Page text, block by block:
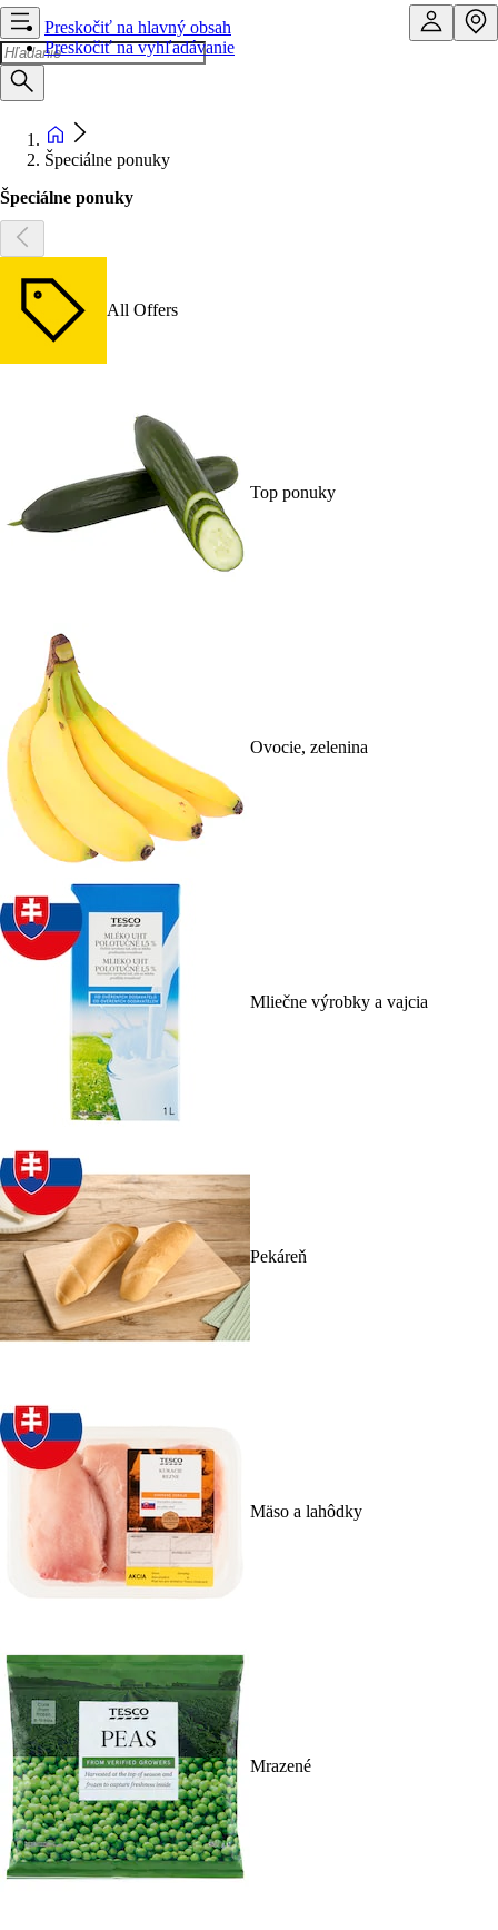
Preskočiť na hlavný obsah
Preskočiť na vyhľadávanie
Špeciálne ponuky
Špeciálne ponuky
All Offers
Top ponuky
Ovocie, zelenina
Mliečne výrobky a vajcia
Pekáreň
Mäso a lahôdky
Mrazené